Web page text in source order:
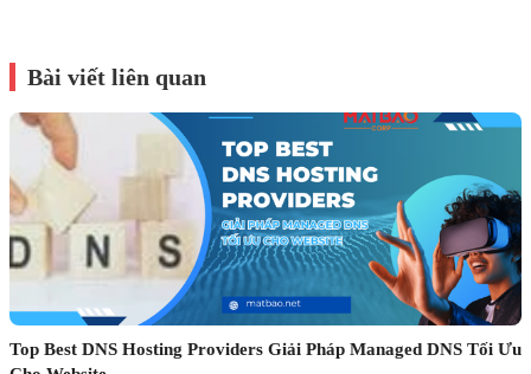
Bài viết liên quan
Top Best DNS Hosting Providers Giải Pháp Managed DNS Tối Ưu